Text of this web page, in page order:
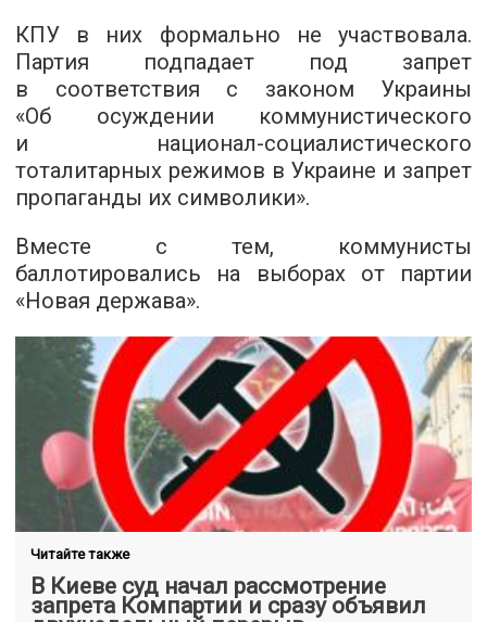
КПУ в них формально не участвовала.
Партия подпадает под запрет
в соответствия с законом Украины
«Об осуждении коммунистического
и национал-социалистического
тоталитарных режимов в Украине и запрет
пропаганды их символики».
Вместе с тем, коммунисты
баллотировались на выборах от партии
«Новая держава».
Читайте также
В Киеве суд начал рассмотрение
запрета Компартии и сразу объявил